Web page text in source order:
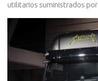
utilitarios suministrados por